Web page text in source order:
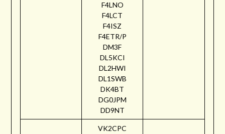
F4LNO
F4LCT
F4ISZ
F4ETR/P
DM3F
DL5KCI
DL2HWI
DL1SWB
DK4BT
DG0JPM
DD9NT
VK2CPC